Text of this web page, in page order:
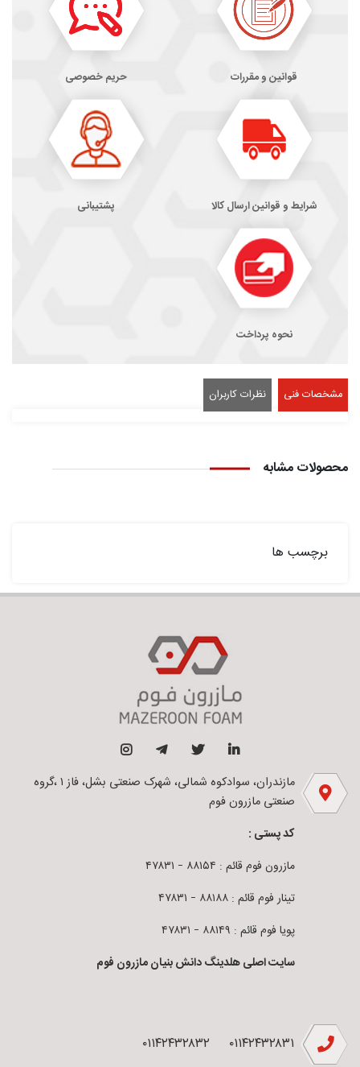
قوانین و مقررات حریم خصوصی
شرایط و قوانین ارسال کالا پشتیبانی
نحوه پرداخت
مشخصات فنی نظرات کاربران
محصولات مشابه
برچسب ها
مازندران، سوادکوه شمالی، شهرک صنعتی بشل، فاز ۱ ،گروه
صنعتی مازرون فوم
کد پستی :
مازرون فوم قائم : ۸۸۱۵۴ – ۴۷۸۳۱
تینار فوم قائم : ۸۸۱۸۸ – ۴۷۸۳۱
پویا فوم قائم : ۸۸۱۴۹ – ۴۷۸۳۱
سایت اصلی هلدینگ دانش بنیان مازرون فوم
۰۱۱۴۲۴۳۲۸۳۱ ۰۱۱۴۲۴۳۲۸۳۲